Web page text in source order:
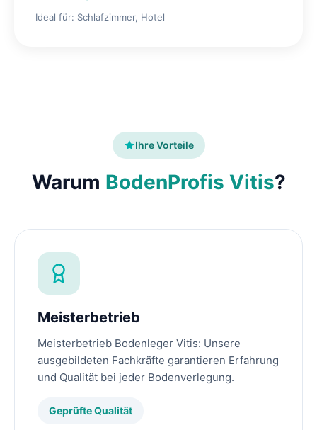
Ideal für: Schlafzimmer, Hotel
Ihre Vorteile
Warum BodenProfis Vitis?
Meisterbetrieb
Meisterbetrieb Bodenleger Vitis: Unsere
ausgebildeten Fachkräfte garantieren Erfahrung
und Qualität bei jeder Bodenverlegung.
Geprüfte Qualität